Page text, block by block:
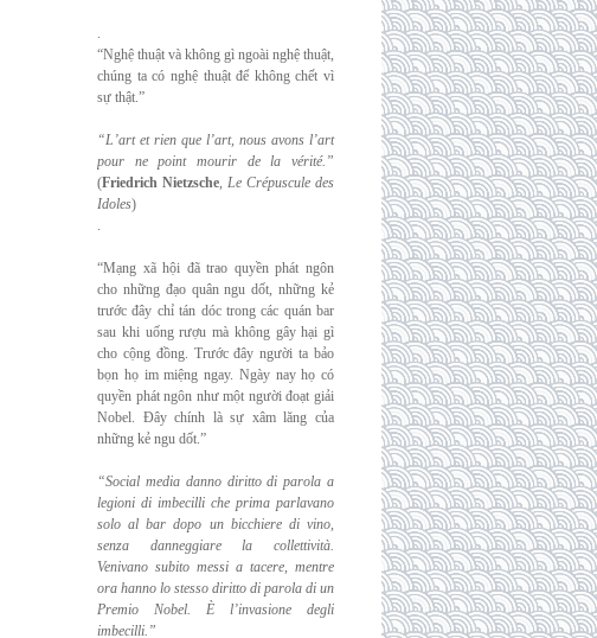
.
“Nghệ thuật và không gì ngoài nghệ thuật,
chúng ta có nghệ thuật để không chết vì
sự thật.”
“L’art et rien que l’art, nous avons l’art
pour ne point mourir de la vérité.”
(Friedrich Nietzsche, Le Crépuscule des
Idoles)
.
“Mạng xã hội đã trao quyền phát ngôn
cho những đạo quân ngu dốt, những kẻ
trước đây chỉ tán dóc trong các quán bar
sau khi uống rượu mà không gây hại gì
cho cộng đồng. Trước đây người ta bảo
bọn họ im miệng ngay. Ngày nay họ có
quyền phát ngôn như một người đoạt giải
Nobel. Đây chính là sự xâm lăng của
những kẻ ngu dốt.”
“Social media danno diritto di parola a
legioni di imbecilli che prima parlavano
solo albar dopo un bicchiere di vino,
senza danneggiare la collettività.
Venivano subito messi a tacere, mentre
ora hanno lo stesso diritto di parola di un
Premio Nobel. È l’invasione degli
imbecilli.”